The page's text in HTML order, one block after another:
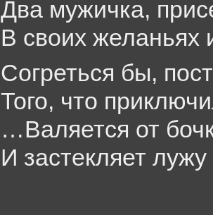
Два мужичка,
В своих желаньях
Согреться бы,
Того, что
…Валяется от
И застекляет